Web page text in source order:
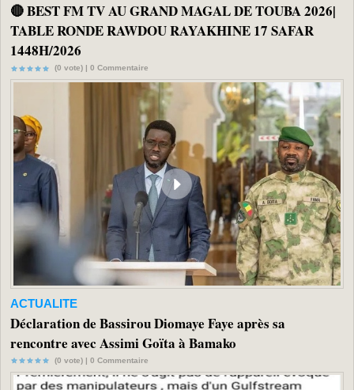
🔴 BEST FM TV AU GRAND MAGAL DE TOUBA 2026|
TABLE RONDE RAWDOU RAYAKHINE 17 SAFAR
1448H/2026
(0 vote) | 0 Commentaire
ACTUALITE
Déclaration de Bassirou Diomaye Faye après sa
rencontre avec Assimi Goïta à Bamako
(0 vote) | 0 Commentaire